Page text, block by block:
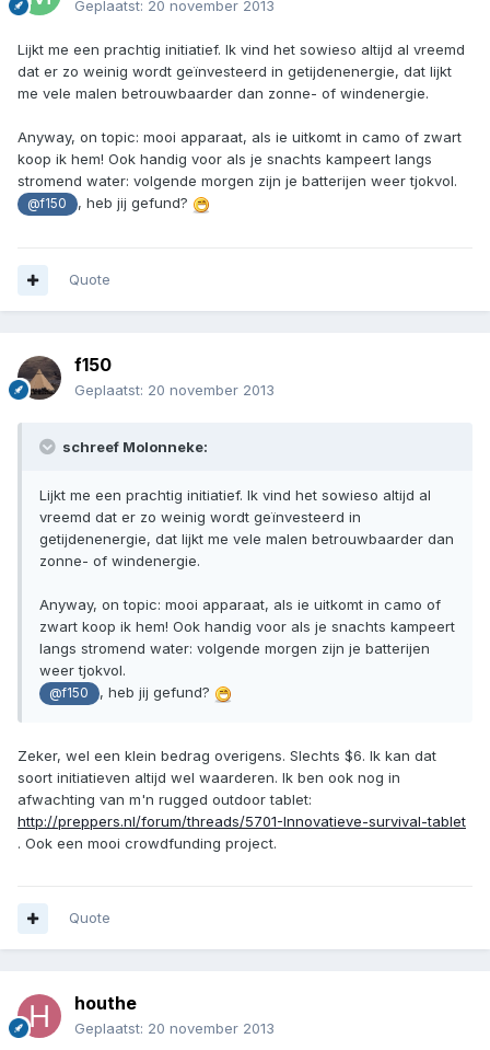
Geplaatst: 20 november 2013
Lijkt me een prachtig initiatief. Ik vind het sowieso altijd al vreemd
dat er zo weinig wordt geïnvesteerd in getijdenenergie, dat lijkt
me vele malen betrouwbaarder dan zonne- of windenergie.
Anyway, on topic: mooi apparaat, als ie uitkomt in camo of zwart
koop ik hem! Ook handig voor als je snachts kampeert langs
stromend water: volgende morgen zijn je batterijen weer tjokvol.
@f150 , heb jij gefund?
Quote
f150
Geplaatst: 20 november 2013
schreef Molonneke:
Lijkt me een prachtig initiatief. Ik vind het sowieso altijd al
vreemd dat er zo weinig wordt geïnvesteerd in
getijdenenergie, dat lijkt me vele malen betrouwbaarder dan
zonne- of windenergie.
Anyway, on topic: mooi apparaat, als ie uitkomt in camo of
zwart koop ik hem! Ook handig voor als je snachts kampeert
langs stromend water: volgende morgen zijn je batterijen
weer tjokvol.
@f150 , heb jij gefund?
Zeker, wel een klein bedrag overigens. Slechts $6. Ik kan dat
soort initiatieven altijd wel waarderen. Ik ben ook nog in
afwachting van m'n rugged outdoor tablet:
http://preppers.nl/forum/threads/5701-Innovatieve-survival-tablet
. Ook een mooi crowdfunding project.
Quote
houthe
Geplaatst: 20 november 2013